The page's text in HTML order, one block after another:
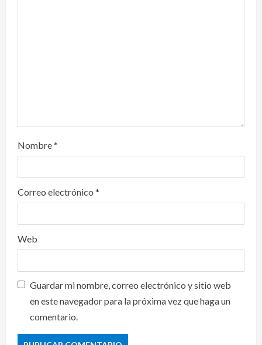
Nombre*
Correo electrónico *
Web
Guardar mi nombre, correo electrónico y sitio web
en este navegador para la próxima vez que haga un
comentario.